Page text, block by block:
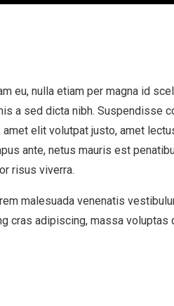
eu, nulla etiam per magna id
a sed dicta nibh. Suspendisse
elit volutpat justo, amet
ante, netus mauris est
risus viverra.
malesuada venenatis
cras adipiscing, massa